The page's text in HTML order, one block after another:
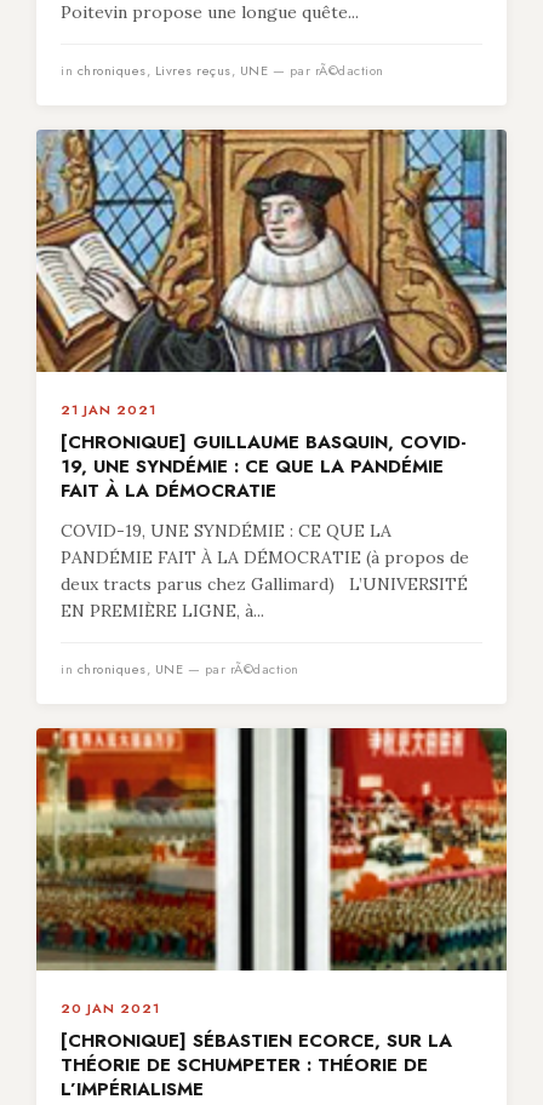
Poitevin propose une longue quête...
in chroniques, Livres reçus, UNE — par rÃ©daction
21 JAN 2021
[CHRONIQUE] GUILLAUME BASQUIN, COVID-
19, UNE SYNDÉMIE : CE QUE LA PANDÉMIE
FAIT À LA DÉMOCRATIE
COVID-19, UNE SYNDÉMIE : CE QUE LA
PANDÉMIE FAIT À LA DÉMOCRATIE (à propos de
deux tracts parus chez Gallimard) L’UNIVERSITÉ
EN PREMIÈRE LIGNE, à...
in chroniques, UNE — par rÃ©daction
20 JAN 2021
[CHRONIQUE] SÉBASTIEN ECORCE, SUR LA
THÉORIE DE SCHUMPETER : THÉORIE DE
L’IMPÉRIALISME